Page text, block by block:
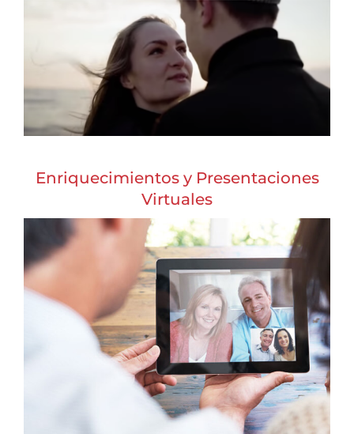
Enriquecimientos y Presentaciones
Virtuales